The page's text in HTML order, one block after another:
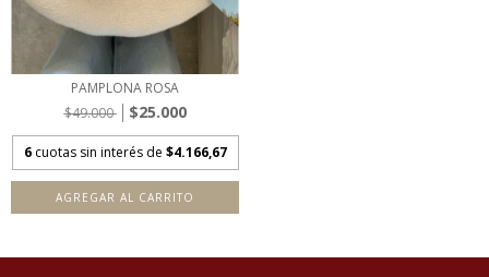
PAMPLONA ROSA
$49.000
$25.000
6 cuotas sin interés de $4.166,67
AGREGAR AL CARRITO